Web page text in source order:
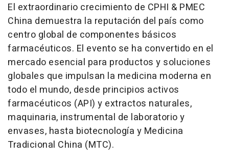
El extraordinario crecimiento de CPHI & PMEC
China demuestra la reputación del país como
centro global de componentes básicos
farmacéuticos. El evento se ha convertido en el
mercado esencial para productos y soluciones
globales que impulsan la medicina moderna en
todo el mundo, desde principios activos
farmacéuticos (API) y extractos naturales,
maquinaria, instrumental de laboratorio y
envases, hasta biotecnología y Medicina
Tradicional China (MTC).